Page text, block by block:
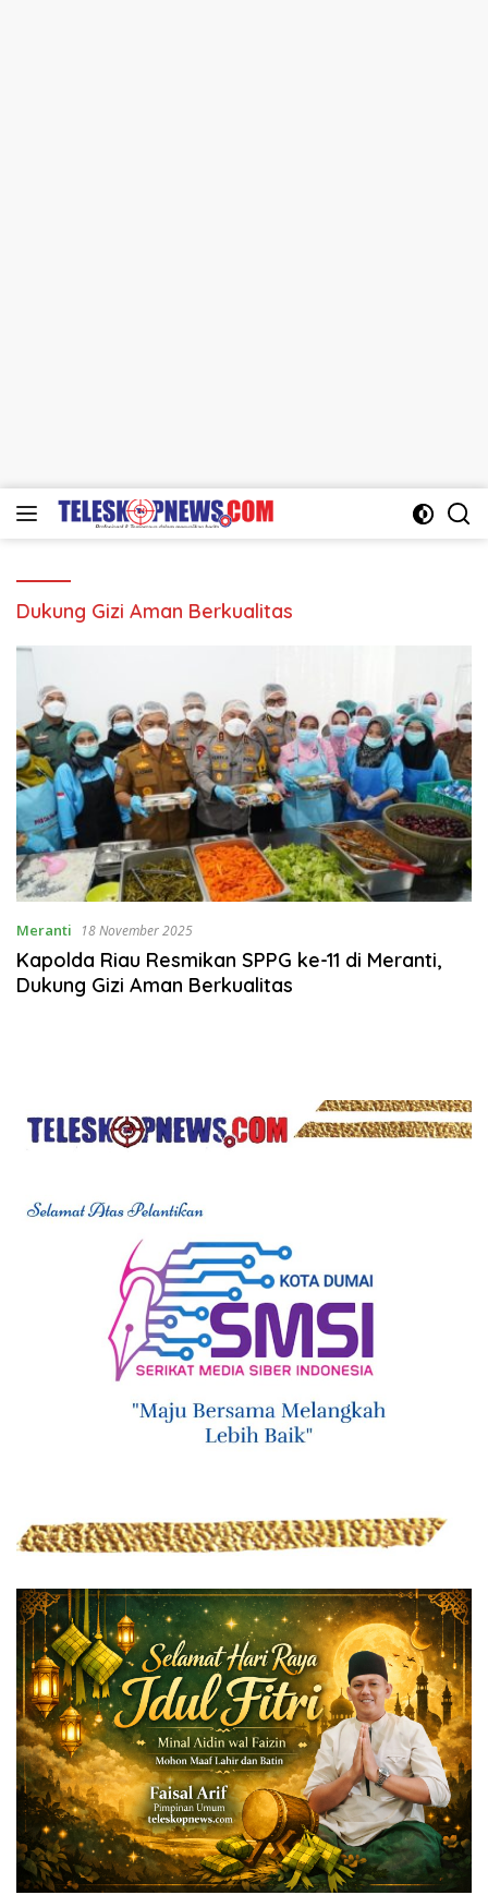
Langsung
Dukung Gizi Aman Berkualitas
Meranti 18 November 2025
Kapolda Riau Resmikan SPPG ke-11 di Meranti,
Dukung Gizi Aman Berkualitas